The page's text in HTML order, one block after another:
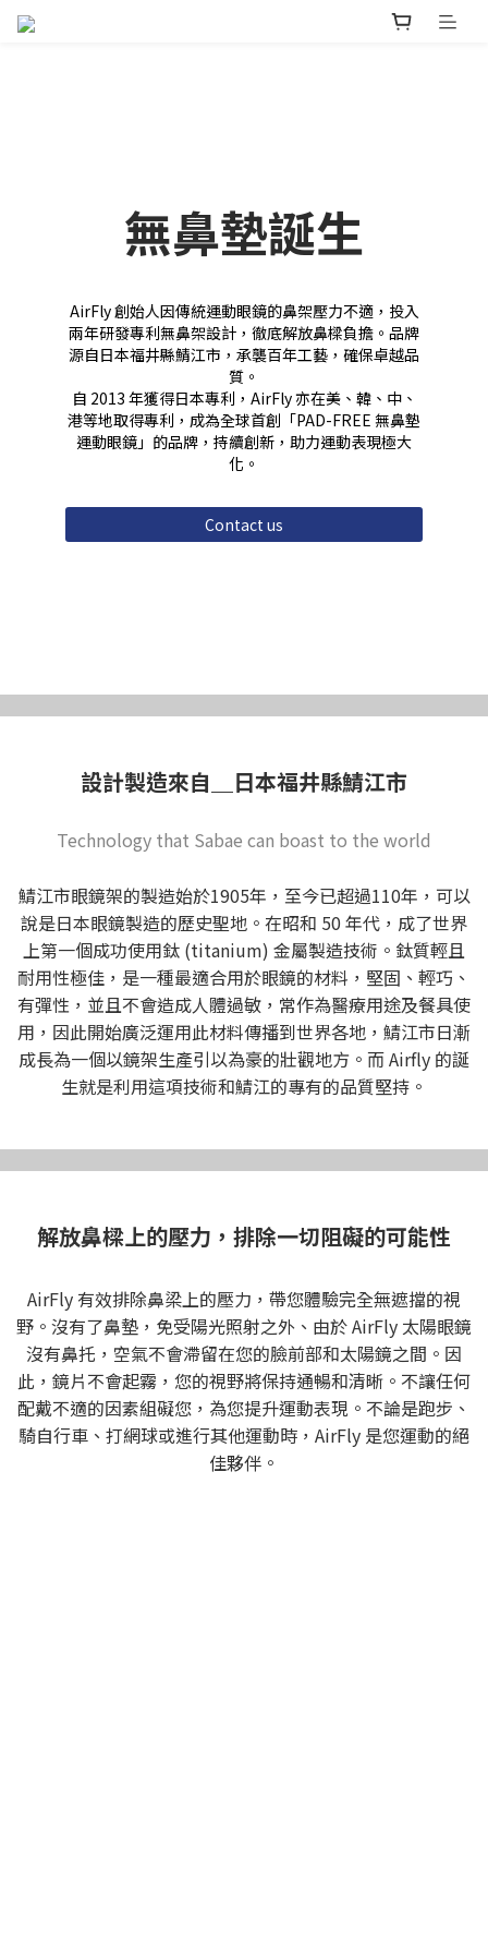
無鼻墊誕生
AirFly 創始人因傳統運動眼鏡的鼻架壓力不適，投入
兩年研發專利無鼻架設計，徹底解放鼻樑負擔。品牌
源自日本福井縣鯖江市，承襲百年工藝，確保卓越品
質。
自 2013 年獲得日本專利，AirFly 亦在美、韓、中、
港等地取得專利，成為全球首創「PAD-FREE 無鼻墊
運動眼鏡」的品牌，持續創新，助力運動表現極大
化。
Contact us
值得信賴的生產地
設計製造來自＿日本福井縣鯖江市
Technology that Sabae can boast to the world
鯖江市眼鏡架的製造始於1905年，至今已超過110年，可以
說是日本眼鏡製造的歷史聖地。在昭和 50 年代，成了世界
上第一個成功使用鈦 (titanium) 金屬製造技術。鈦質輕且
耐用性極佳，是一種最適合用於眼鏡的材料，堅固、輕巧、
有彈性，並且不會造成人體過敏，常作為醫療用途及餐具使
用，因此開始廣泛運用此材料傳播到世界各地，鯖江市日漸
成長為一個以鏡架生產引以為豪的壯觀地方。而 Airfly 的誕
生就是利用這項技術和鯖江的專有的品質堅持。
運動的絕佳夥伴
解放鼻樑上的壓力，排除一切阻礙的可能性
AirFly 有效排除鼻梁上的壓力，帶您體驗完全無遮擋的視
野。沒有了鼻墊，免受陽光照射之外、由於 AirFly 太陽眼鏡
沒有鼻托，空氣不會滯留在您的臉前部和太陽鏡之間。因
此，鏡片不會起霧，您的視野將保持通暢和清晰。不讓任何
配戴不適的因素組礙您，為您提升運動表現。不論是跑步、
騎自行車、打網球或進行其他運動時，AirFly 是您運動的絕
佳夥伴。